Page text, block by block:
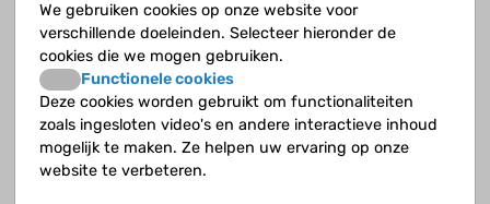
je dan kanker?
Hoe ontstaat een knobbel in de schildklier?
Hoe wordt gedifferentieerde schildklierkanker
behandeld?
We gebruiken cookies op onze website voor
verschillende doeleinden. Selecteer hieronder de
cookies die we mogen gebruiken.
Functionele cookies
Deze cookies worden gebruikt om functionaliteiten
zoals ingesloten video's en andere interactieve inhoud
mogelijk te maken. Ze helpen uw ervaring op onze
website te verbeteren.